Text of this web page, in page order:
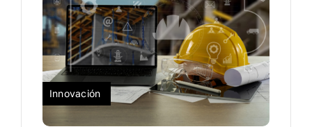
Innovación